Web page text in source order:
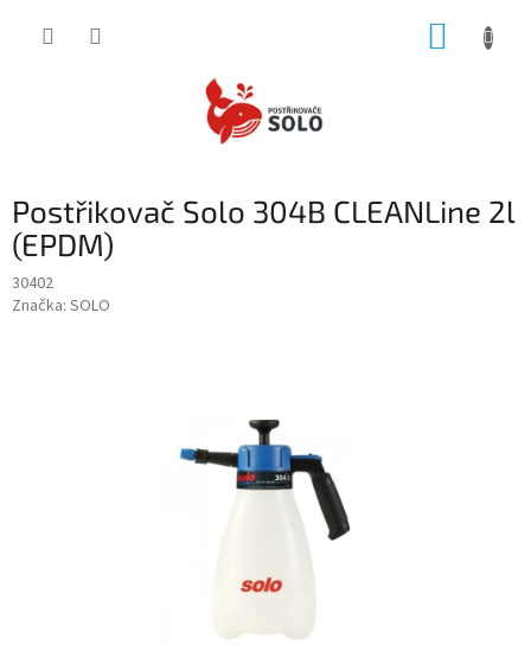
Postřikovač Solo 304B CLEANLine 2l
(EPDM)
30402
Značka: SOLO